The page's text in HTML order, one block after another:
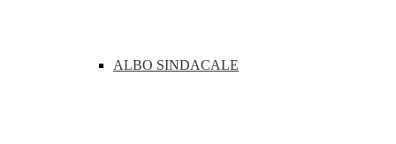
ALBO SINDACALE